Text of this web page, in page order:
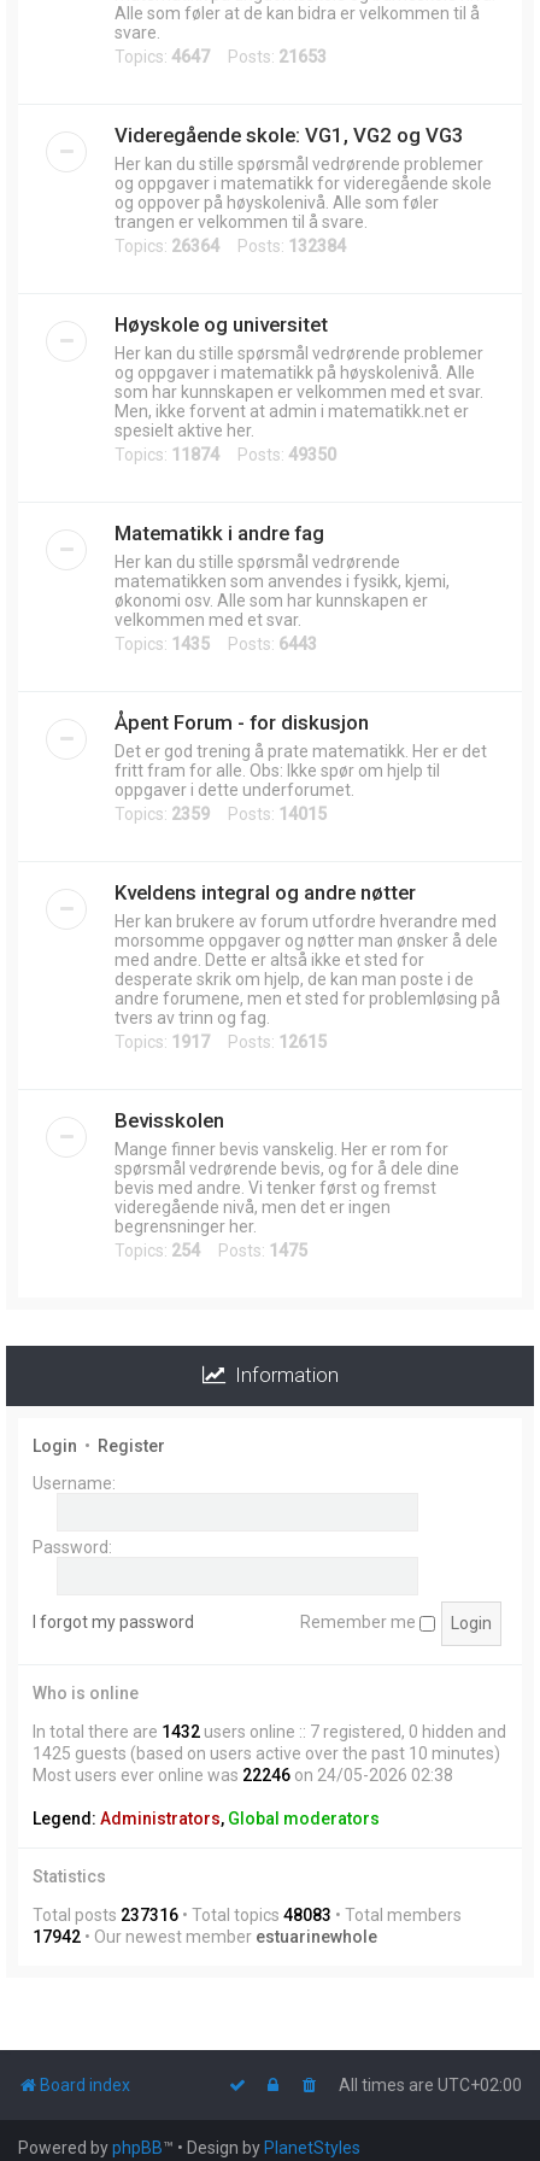
Alle som føler at de kan bidra er velkommen til å
svare.
Topics: 4647Posts: 21653
Videregående skole: VG1, VG2 og VG3
Her kan du stille spørsmål vedrørende problemer
og oppgaver i matematikk for videregående skole
og oppover på høyskolenivå. Alle som føler
trangen er velkommen til å svare.
Topics: 26364 Posts: 132384
Høyskole og universitet
Her kan du stille spørsmål vedrørende problemer
og oppgaver i matematikk på høyskolenivå. Alle
som har kunnskapen er velkommen med et svar.
Men, ikke forvent at admin i matematikk.net er
spesielt aktive her.
Topics: 11874 Posts: 49350
Matematikk i andre fag
Her kan du stille spørsmål vedrørende
matematikken som anvendes i fysikk, kjemi,
økonomi osv. Alle som har kunnskapen er
velkommen med et svar.
Topics: 1435 Posts: 6443
Åpent Forum - for diskusjon
Det er god trening å prate matematikk. Her er det
fritt fram for alle. Obs: Ikke spør om hjelp til
oppgaver i dette underforumet.
Topics: 2359 Posts: 14015
Kveldens integral og andre nøtter
Her kan brukere av forum utfordre hverandre med
morsomme oppgaver og nøtter man ønsker å dele
med andre. Dette er altså ikke et sted for
desperate skrik om hjelp, de kan man poste i de
andre forumene, men et sted for problemløsing på
tvers av trinn og fag.
Topics: 1917Posts: 12615
Bevisskolen
Mange finner bevis vanskelig. Her er rom for
spørsmål vedrørende bevis, og for å dele dine
bevis med andre. Vi tenker først og fremst
videregående nivå, men det er ingen
begrensninger her.
Topics: 254 Posts: 1475
Information
Login • Register
Username:
Password:
I forgot my password Remember me
Who is online
In total there are 1432 users online :: 7 registered, 0 hidden and
1425 guests (based on users active over the past 10 minutes)
Most users ever online was 22246 on 24/05-2026 02:38
Legend: Administrators, Global moderators
Statistics
Total posts 237316 • Total topics 48083 • Total members
17942 • Our newest member estuarinewhole
Board index All times are UTC+02:00
Powered byphpBB™ • Design by PlanetStyles